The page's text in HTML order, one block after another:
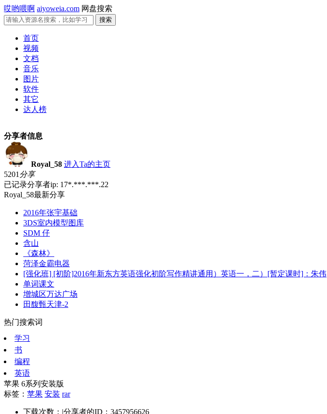
哎哟喂啊 aiyoweia.com 网盘搜索
首页
视频
文档
音乐
图片
软件
其它
达人榜
分享者信息
Royal_58 进入Ta的主页
5201 分享
已记录分享者ip: 17*.***.***.22
Royal_58最新分享
2016年张宇基础
3DS室内模型图库
SDM 仔
含山
《森林》
菏泽金霸电器
[强化班] [初阶]2016年新东方英语强化初阶写作精讲通用）英语一，二）[暂定课时]：朱伟
单词课文
增城区万达广场
田馥甄天津-2
热门搜索词
学习
书
编程
英语
苹果 6系列安装版
标签： 苹果 安装 rar
下载次数： |分享者的ID：3457956626